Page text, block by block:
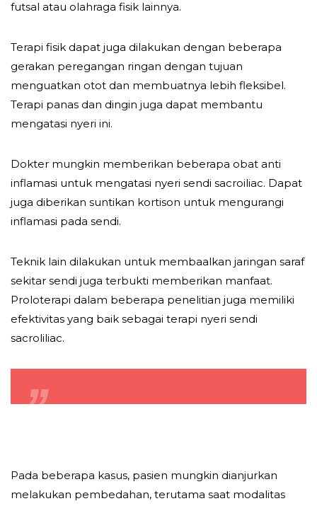
futsal atau olahraga fisik lainnya.
Terapi fisik dapat juga dilakukan dengan beberapa
gerakan peregangan ringan dengan tujuan
menguatkan otot dan membuatnya lebih fleksibel.
Terapi panas dan dingin juga dapat membantu
mengatasi nyeri ini.
Dokter mungkin memberikan beberapa obat anti
inflamasi untuk mengatasi nyeri sendi sacroiliac. Dapat
juga diberikan suntikan kortison untuk mengurangi
inflamasi pada sendi.
Teknik lain dilakukan untuk membaalkan jaringan saraf
sekitar sendi juga terbukti memberikan manfaat.
Proloterapi dalam beberapa penelitian juga memiliki
efektivitas yang baik sebagai terapi nyeri sendi
sacroliliac.
Pada beberapa kasus, pasien mungkin dianjurkan
melakukan pembedahan, terutama saat modalitas